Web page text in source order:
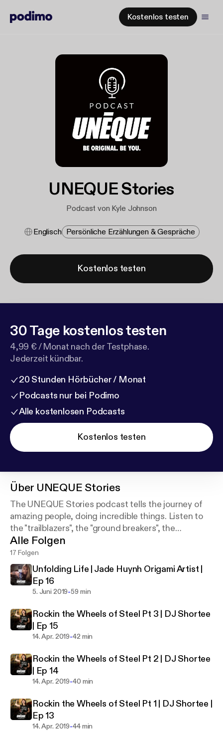
Kostenlos testen
UNEQUE Stories
Podcast von Kyle Johnson
Englisch Persönliche Erzählungen & Gespräche
Kostenlos testen
30 Tage kostenlos testen
4,99 € / Monat nach der Testphase.
Jederzeit kündbar.
20 Stunden Hörbücher / Monat
Podcasts nur bei Podimo
Alle kostenlosen Podcasts
Kostenlos testen
Über UNEQUE Stories
The UNEQUE Stories podcast tells the journey of
amazing people, doing incredible things. Listen to
the "trailblazers", the "ground breakers", the
"difference makers". Be Original. Be You. Be
UNEQUE.
Alle Folgen
17 Folgen
Unfolding Life | Jade Huynh Origami Artist |
Ep 16
5. Juni 2019-59 min
Rockin the Wheels of Steel Pt 3 | DJ Shortee
| Ep 15
14. Apr. 2019-42 min
Rockin the Wheels of Steel Pt 2 | DJ Shortee
| Ep 14
14. Apr. 2019-40 min
Rockin the Wheels of Steel Pt 1 | DJ Shortee |
Ep 13
14. Apr. 2019-44 min